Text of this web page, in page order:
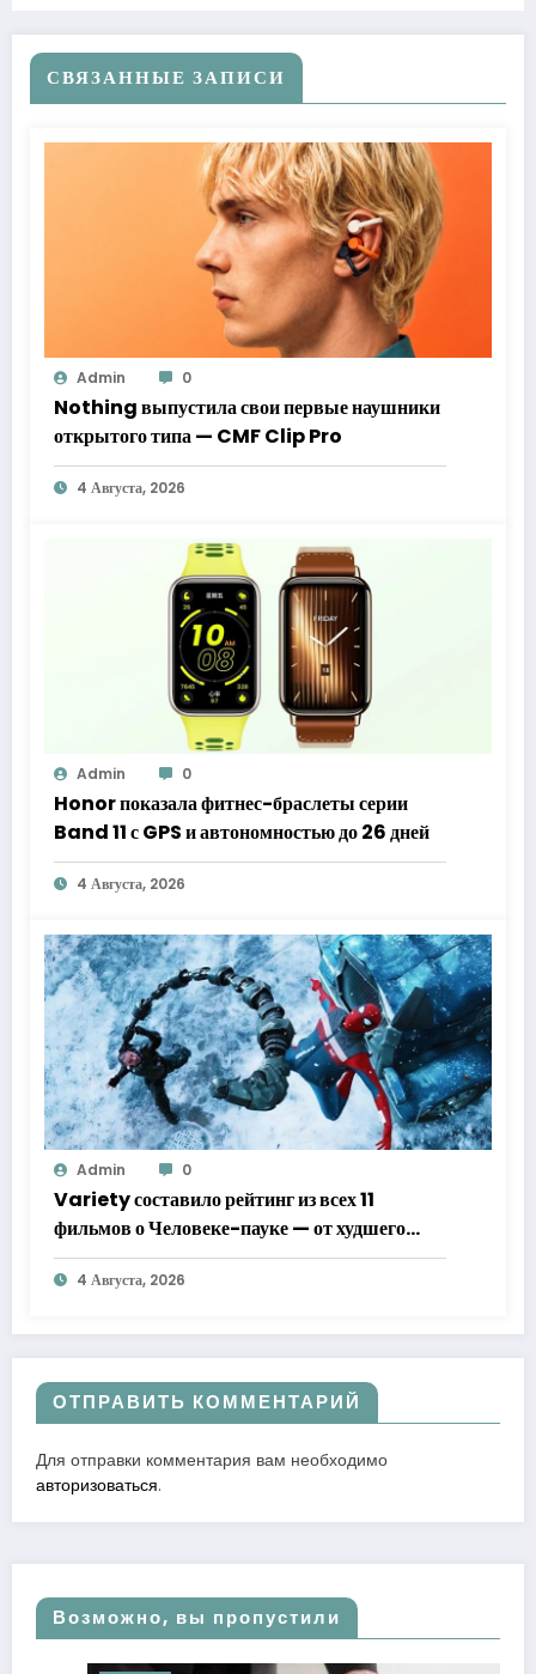
СВЯЗАННЫЕ ЗАПИСИ
Admin 0
Nothing выпустила свои первые наушники
открытого типа — CMF Clip Pro
4 Августа, 2026
Admin 0
Honor показала фитнес-браслеты серии
Band 11 с GPS и автономностью до 26 дней
4 Августа, 2026
Admin 0
Variety составило рейтинг из всех 11
фильмов о Человеке-пауке — от худшего
к лучшему
4 Августа, 2026
ОТПРАВИТЬ КОММЕНТАРИЙ
Для отправки комментария вам необходимо
авторизоваться.
Возможно, вы пропустили